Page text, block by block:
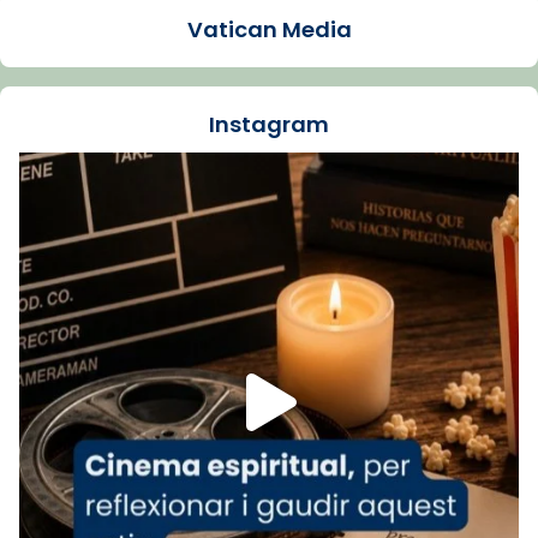
La Carmina va patir depressió. Fa gairebé
dos mesos, a l'Estadi Lluís Companys, la
Recupera l'entrevista comp
Vatican
tican News 👇
www.vaticannews.va/es/iglesia/news/2026-
07/carmina-historia-depresion-papa-viaje-
espana-testimoni...
Foto
View on Facebook · Share
Arquebisbat de Barcelona
1 week ago
«Avui les santes Juliana i Semproniana ens
Vatican Media
Instagram